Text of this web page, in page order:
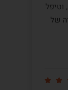
וטיפל
של